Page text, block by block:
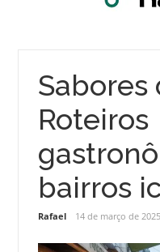
Sabores
Roteiros
bairros
Rafael 14 de março de 2025